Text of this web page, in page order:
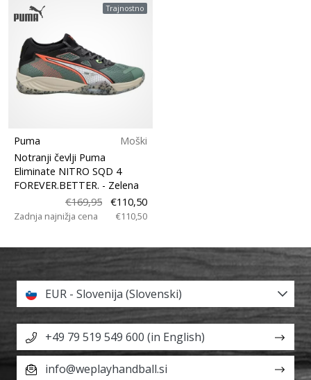
Trajnostno
Puma
Moški
Notranji čevlji Puma
Eliminate NITRO SQD 4
FOREVER.BETTER. - Zelena
€169,95
€110,50
Zadnja najnižja cena €110,50
EUR - Slovenija (Slovenski)
+49 79 519 549 600 (in English)
info@weplayhandball.si